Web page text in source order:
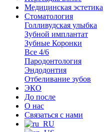
Медицинская эстетика
Стоматология
Голливудская улыбка
Зубной имплантат
Зубные Коронки
Все 4/6
Пародонтология
Эндодонтия
Отбеливание зубов
ЭКО
До после
О нас
Связаться с нами